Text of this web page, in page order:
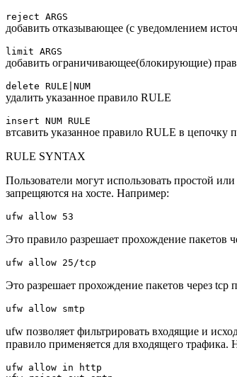
reject ARGS
добавить отказывающее (с уведомлением
limit ARGS
добавить ограничивающее(блокирующие)
delete RULE|NUM
удалить указанное правило RULE
insert NUM RULE
втсавить указанное правило RULE в цепочку
RULE SYNTAX
Пользователи могут использовать простой
запрещяются на хосте. Например:
ufw allow 53
Это правило разрешает прохождение пакетов
ufw allow 25/tcp
Это разрешает прохождение пакетов через
ufw allow smtp
ufw позволяет фильтрировать входящие и
правило применяется для входящего трафика.
ufw allow in http